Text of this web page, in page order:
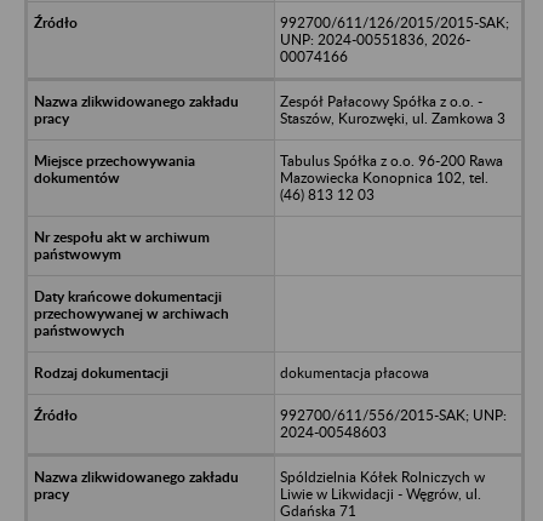
992700/611/126/2015/2015-SAK;
UNP: 2024-00551836, 2026-
00074166
Zespół Pałacowy Spółka z o.o. -
Staszów, Kurozwęki, ul. Zamkowa 3
Tabulus Spółka z o.o. 96-200 Rawa
Mazowiecka Konopnica 102, tel.
(46) 813 12 03
dokumentacja płacowa
992700/611/556/2015-SAK; UNP:
2024-00548603
Spóldzielnia Kółek Rolniczych w
Liwie w Likwidacji - Węgrów, ul.
Gdańska 71